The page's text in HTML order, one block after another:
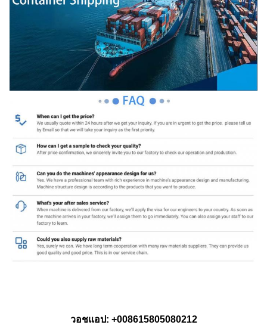
วอชแอป: +008615805080212